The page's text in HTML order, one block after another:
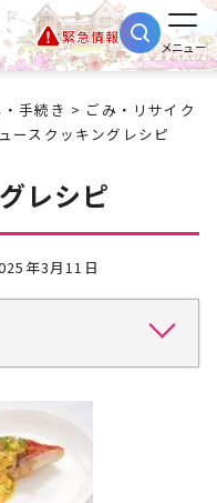
緊急情報
メニュー
手続き > ごみ・リサイク
ースクッキングレシピ
レシピ
年3月11日